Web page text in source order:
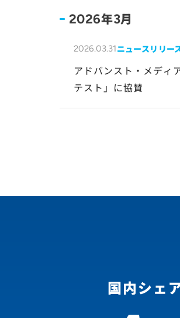
2026年3月
2026.03.31ニュースリリー
アドバンスト・メディ
テスト」に協賛